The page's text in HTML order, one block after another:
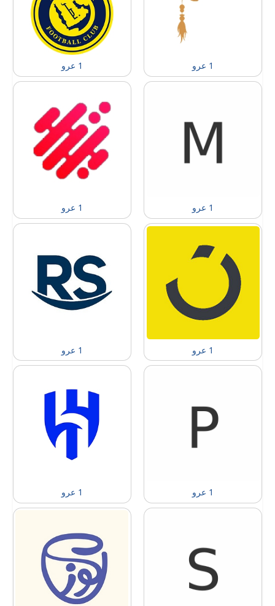
1 عرو 1 عرو
1 عرو 1 عرو
1 عرو 1 عرو
1 عرو 1 عرو